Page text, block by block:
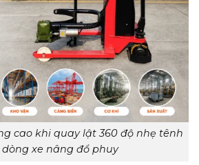
cao khi quay lật 360 độ nhẹ tênh
xe nâng đổ phuy